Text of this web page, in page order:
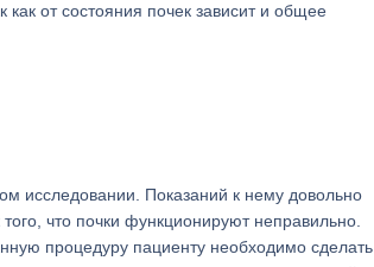
как от состояния почек зависит и общее
исследовании. Показаний к нему довольно
что почки функционируют неправильно.
процедуру пациенту необходимо сделать